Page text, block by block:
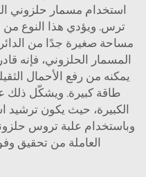
استخدام مسمار حلزوني
ترس. ويؤدي هذا النوع من
مساحة صغيرة جدًا من
المسمار الحلزوني، فإنه
يمكنه من رفع الأحمال
طاقة كبيرة. ويشكّل ذلك
الكبيرة، حيث يكون ترشيد
العاملة من تحقيق